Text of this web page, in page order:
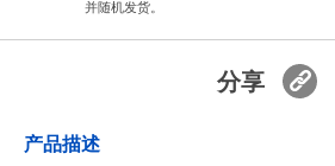
新登场
并随机发货。
分享
产品描述